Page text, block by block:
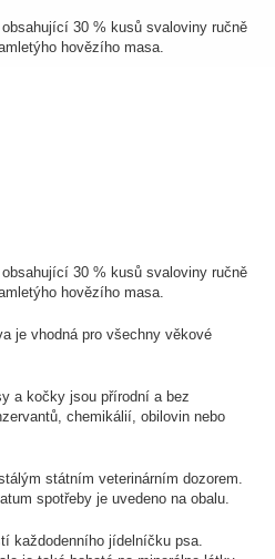
30 % kusů svaloviny ručně
hovězího masa.
30 % kusů svaloviny ručně
hovězího masa.
je vhodná pro všechny věkové
a kočky jsou přírodní a bez
chemikálií, obilovin nebo
státním veterinárním dozorem.
spotřeby je uvedeno na obalu.
každodenního jídelníčku psa.